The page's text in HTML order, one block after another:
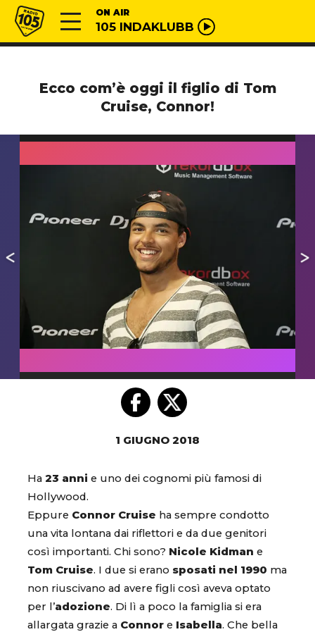
Vai al contenuto
Radio 105 ON AIR
105 INDAKLUBB
Ecco com’è oggi il figlio di Tom
Cruise, Connor!
1 GIUGNO 2018
Ha 23 anni e uno dei cognomi più famosi di
Hollywood.
Eppure Connor Cruise ha sempre condotto
una vita lontana dai riflettori e da due genitori
così importanti. Chi sono? Nicole Kidman e
Tom Cruise. I due si erano sposati nel 1990 ma
non riuscivano ad avere figli così aveva optato
per l’adozione. Di lì a poco la famiglia si era
allargata grazie a Connor e Isabella. Che bella